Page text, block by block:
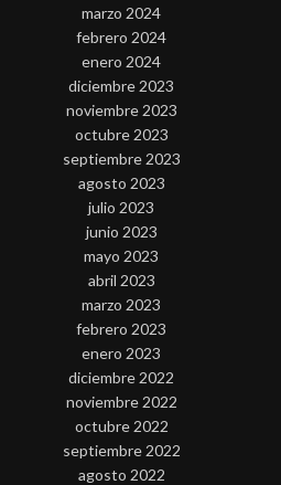
marzo 2024
febrero 2024
enero 2024
diciembre 2023
noviembre 2023
octubre 2023
septiembre 2023
agosto 2023
julio 2023
junio 2023
mayo 2023
abril 2023
marzo 2023
febrero 2023
enero 2023
diciembre 2022
noviembre 2022
octubre 2022
septiembre 2022
agosto 2022